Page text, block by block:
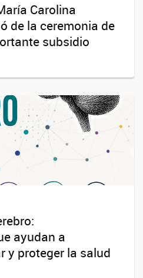
Carolina
de la ceremonia de
subsidio
ayudan a
y proteger la salud